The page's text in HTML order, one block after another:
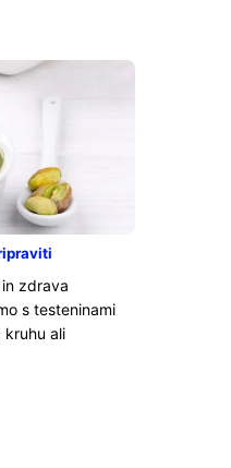
zdrava
s testeninami
kruhu ali